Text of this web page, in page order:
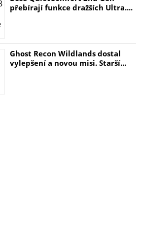
přebírají funkce dražších Ultra....
Ghost Recon Wildlands dostal
vylepšení a novou misi. Starší...